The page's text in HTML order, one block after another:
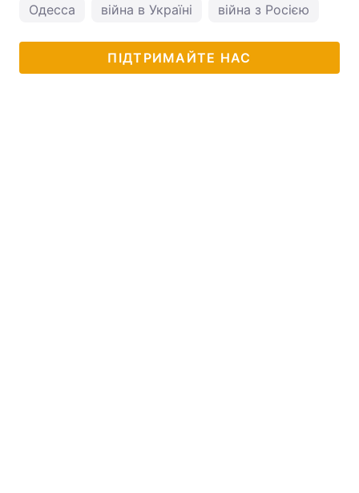
Одесса війна в Україні війна з Росією
ПІДТРИМАЙТЕ НАС